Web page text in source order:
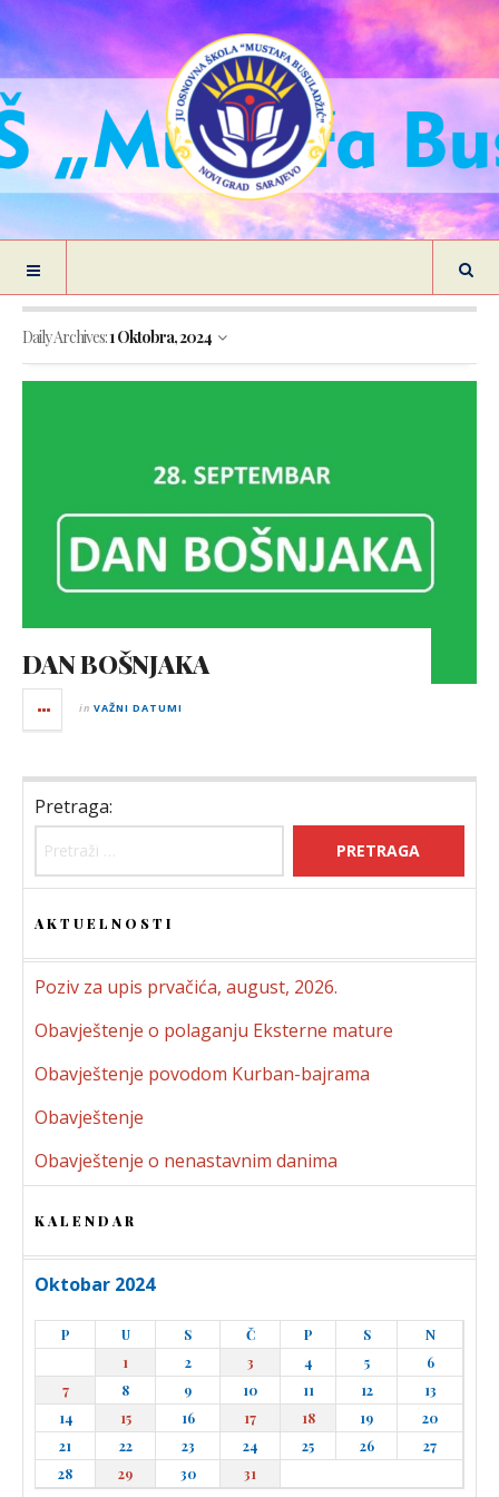
Daily Archives:1 Oktobra, 2024
DAN BOŠNJAKA
in VAŽNI DATUMI
Pretraga:
AKTUELNOSTI
Poziv za upis prvačića, august, 2026.
Obavještenje o polaganju Eksterne mature
Obavještenje povodom Kurban-bajrama
Obavještenje
Obavještenje o nenastavnim danima
KALENDAR
Oktobar 2024
P U S Č P S
N
1
2 3 4 5
6
7
8 9 10 11 12
13
14
15 16 17 18 19
20
21
22 23 24 25 26
27
28
29 30 31